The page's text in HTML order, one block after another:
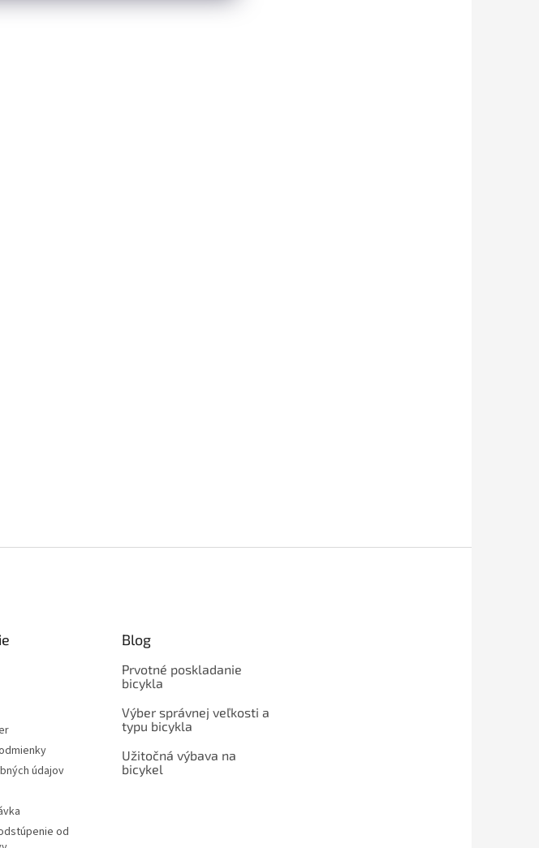
údajov
od
Blog
Prvotné poskladanie
bicykla
Výber správnej veľkosti a
typu bicykla
Užitočná výbava na
bicykel